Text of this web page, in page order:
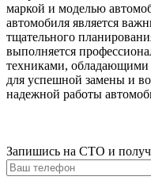
маркой и моделью
автомобиля является
тщательного
выполняется
техниками,
для успешной замены и
надежной работы
Запишись на СТО и